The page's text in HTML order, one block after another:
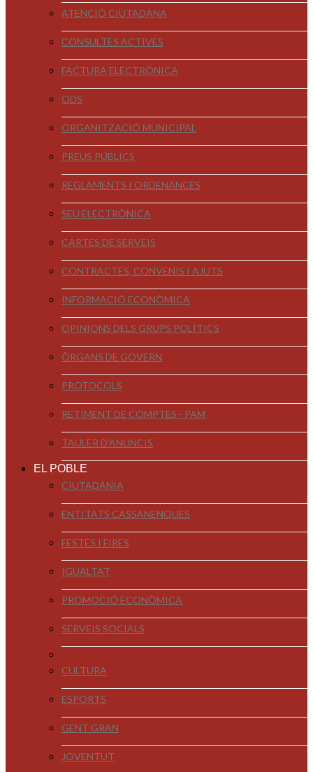
ATENCIÓ CIUTADANA
CONSULTES ACTIVES
FACTURA ELECTRÒNICA
ODS
ORGANITZACIÓ MUNICIPAL
PREUS PÚBLICS
REGLAMENTS I ORDENANCES
SEU ELECTRÒNICA
CARTES DE SERVEIS
CONTRACTES, CONVENIS I AJUTS
INFORMACIÓ ECONÒMICA
OPINIONS DELS GRUPS POLÍTICS
ÒRGANS DE GOVERN
PROTOCOLS
RETIMENT DE COMPTES - PAM
TAULER D'ANUNCIS
EL POBLE
CIUTADANIA
ENTITATS CASSANENQUES
FESTES I FIRES
IGUALTAT
PROMOCIÓ ECONÒMICA
SERVEIS SOCIALS
CULTURA
ESPORTS
GENT GRAN
JOVENTUT